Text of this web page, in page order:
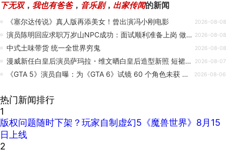
下无双， 我也有爸爸， 音乐剧， 出家传闻的新闻
《塞尔达传说》真人版再添美女！曾出演冯小刚电影 2026-08-08
演员陈明回应求职万岁山NPC成功：面试顺利准备上岗 做NPC让我有安全感 2026-08-08
中式土味带货 统一全世界穷鬼 2026-08-08
漫威新任白皇后演员萨玛拉・维文晒白皇后造型新照 短裙白丝展冷艳高贵气质 2026-08-07
《GTA 5》演员自曝：为《GTA 6》试镜 60 个角色未获 R 星任何回复 2026-08-06
热门新闻排行
1
版权问题随时下架？玩家自制虚幻5《魔兽世界》8月15
日上线
2